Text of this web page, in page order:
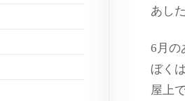
あし
6月の
ぼく
屋上